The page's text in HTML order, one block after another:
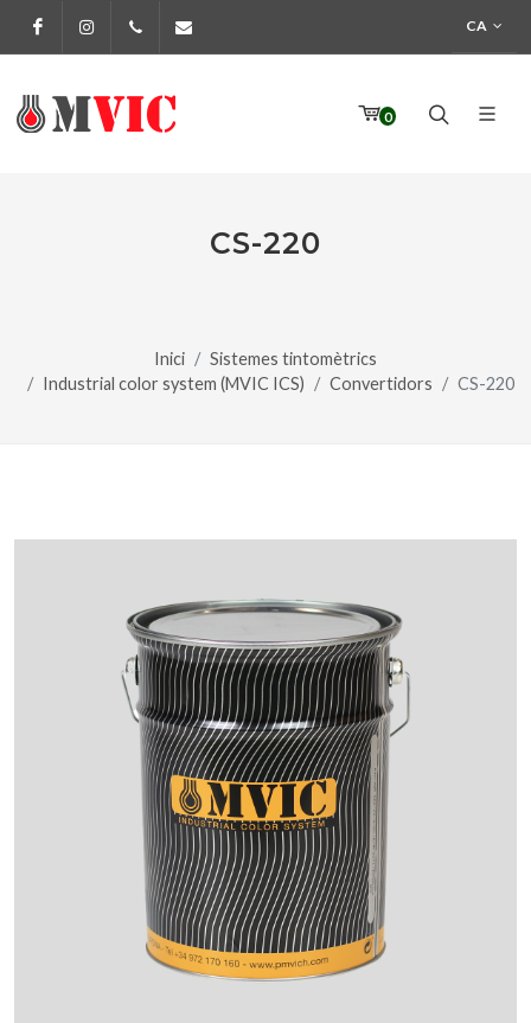
FacebookInstagram972 170 160 CA
0
CS-220
Inici
Sistemes tintomètrics
Industrial color system (MVIC ICS)
Convertidors CS-220